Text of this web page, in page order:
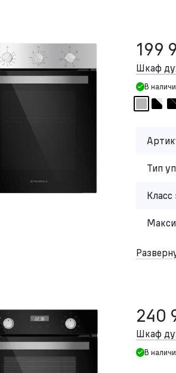
199
Шкаф
В
Тип
240
Шкаф
В